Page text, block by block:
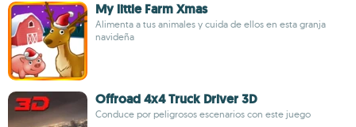
My little Farm Xmas
Alimenta a tus animales y cuida de ellos en esta granja
navideña
Offroad 4x4 Truck Driver 3D
Conduce por peligrosos escenarios con este juego